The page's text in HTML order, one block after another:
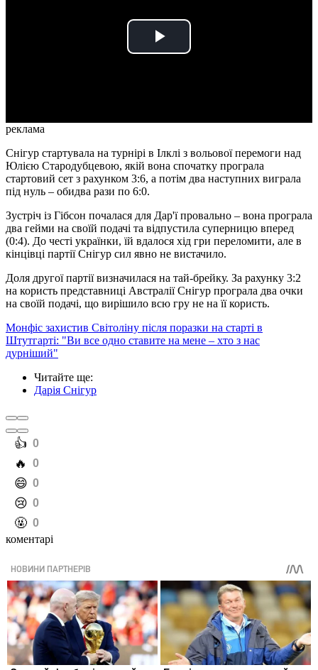
Play
реклама
Снігур стартувала на турнірі в Ілклі з вольової перемоги над
Юлією Стародубцевою, якій вона спочатку програла
стартовий сет з рахунком 3:6, а потім два наступних виграла
під нуль – обидва рази по 6:0.
Зустріч із Гібсон почалася для Дар'ї провально – вона програла
два гейми на своїй подачі та відпустила суперницю вперед
(0:4). До честі українки, їй вдалося хід гри переломити, але в
кінцівці партії Снігур сил явно не вистачило.
Доля другої партії визначилася на тай-брейку. За рахунку 3:2
на користь представниці Австралії Снігур програла два очки
на своїй подачі, що вирішило всю гру не на її користь.
Монфіс захистив Світоліну після поразки на старті в
Штутгарті: "Ви все одно ставите на мене – хто з нас
дурніший"
Читайте ще:
Дарія Снігур
️👍 0
️🔥 0
️😄 0
️😢 0
️🤬 0
коментарі